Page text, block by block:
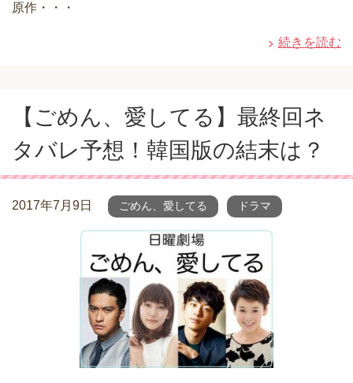
原作・・・
続きを読む
【ごめん、愛してる】最終回ネ
タバレ予想！韓国版の結末は？
2017年7月9日 ごめん、愛してる ドラマ